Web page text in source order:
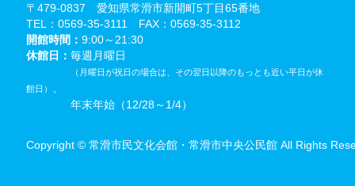
〒479-0837 愛知県常滑市新開町5丁目65番地
TEL：0569-35-3111 FAX：0569-35-3112
開館時間： 9:00～21:30
休館日： 毎週月曜日
（月曜日が祝日の場合は、その翌日以降のもっとも近い平日が休
館日）
、
年末年始（12/28～1/4）
Copyright © 常滑市民文化会館・常滑市中央公民館 All Rights